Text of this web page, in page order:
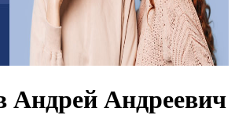
Андрей Андреевич